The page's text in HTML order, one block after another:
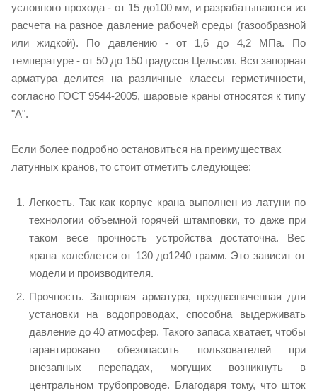
условного прохода - от 15 до100 мм, и разрабатываются из
расчета на разное давление рабочей среды (газообразной
или жидкой). По давлению - от 1,6 до 4,2 МПа. По
температуре - от 50 до 150 градусов Цельсия. Вся запорная
арматура делится на различные классы герметичности,
согласно ГОСТ 9544-2005, шаровые краны относятся к типу
"А".
Если более подробно остановиться на преимуществах
латунных кранов, то стоит отметить следующее:
Легкость. Так как корпус крана выполнен из латуни по
технологии объемной горячей штамповки, то даже при
таком весе прочность устройства достаточна. Вес
крана колеблется от 130 до1240 грамм. Это зависит от
модели и производителя.
Прочность. Запорная арматура, предназначенная для
установки на водопроводах, способна выдерживать
давление до 40 атмосфер. Такого запаса хватает, чтобы
гарантировано обезопасить пользователей при
внезапных перепадах, могущих возникнуть в
центральном трубопроводе. Благодаря тому, что шток